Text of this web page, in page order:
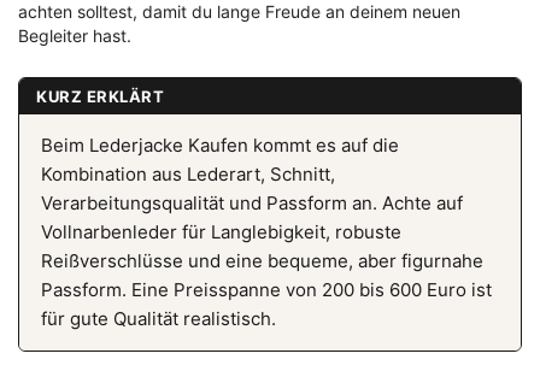
achten solltest, damit du lange Freude an deinem neuen
Begleiter hast.
KURZ ERKLÄRT
Beim Lederjacke Kaufen kommt es auf die
Kombination aus Lederart, Schnitt,
Verarbeitungsqualität und Passform an. Achte auf
Vollnarbenleder für Langlebigkeit, robuste
Reißverschlüsse und eine bequeme, aber figurnahe
Passform. Eine Preisspanne von 200 bis 600 Euro ist
für gute Qualität realistisch.